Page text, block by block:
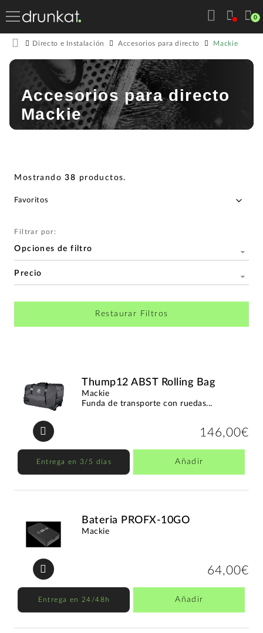
0
Directo e Instalación Accesorios para directo Mackie
Accesorios para directo
Mackie
Mostrando38 productos.
Filtrar por:
Opciones de filtro
Precio
Restaurar Filtros
Thump12 ABST Rolling Bag
Mackie
Funda de transporte con ruedas...
146,00€
Entrega en 3/5 días Añadir
Bateria PROFX-10GO
Mackie
64,00€
Entrega en 24/48h Añadir